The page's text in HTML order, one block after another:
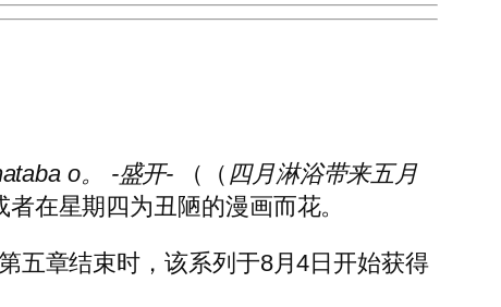
o。 -盛开- （（ 四月淋浴带来五月
者在星期四为丑陋的漫画而花。
五章结束时，该系列于8月4日开始获得